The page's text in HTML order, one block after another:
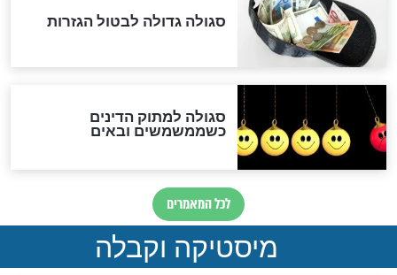
"מודה לקב"ה על כל השנים"
לכל המאמרים
אחרית הימים